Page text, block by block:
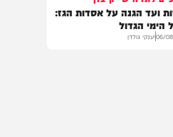
לתרחישי קיצון
הגנה על אסדות הגז:
הגדול